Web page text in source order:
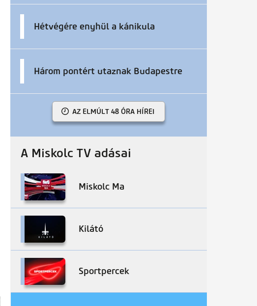
Hétvégére enyhül a kánikula
Három pontért utaznak Budapestre
AZ ELMÚLT 48 ÓRA HÍREI
A Miskolc TV adásai
Miskolc Ma
Kilátó
Sportpercek